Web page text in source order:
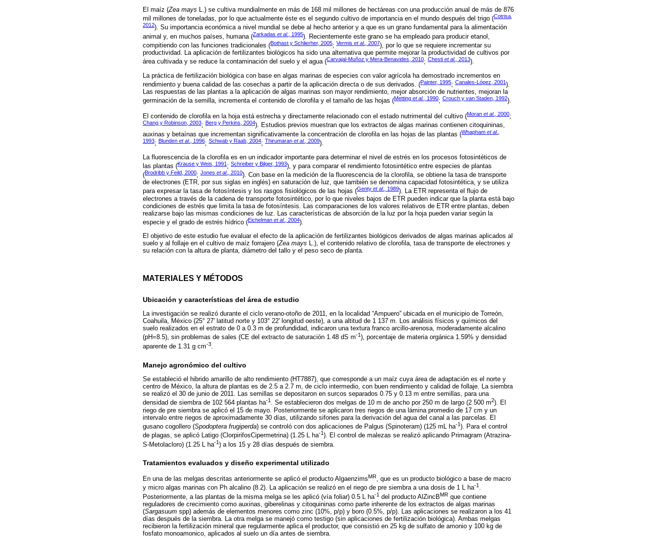
El maíz (Zea mays L.) se cultiva mundialmente en más de 168 mil millones de hectáreas con una producción anual de más de 876
mil millones de toneladas, por lo que actualmente éste es el segundo cultivo de importancia en el mundo después del trigo (Cotrisa,
2012). Su importancia económica a nivel mundial se debe al hecho anterior y a que es un grano fundamental para la alimentación
animal y, en muchos países, humana (Zarkadas et al., 1995). Recientemente este grano se ha empleado para producir etanol,
compitiendo con las funciones tradicionales (Bothast y Schlierher, 2005; Vermis et al., 2007), por lo que se requiere incrementar su
productividad. La aplicación de fertilizantes biológicos ha sido una alternativa que permite mejorar la productividad de cultivos por
área cultivada y se reduce la contaminación del suelo y el agua (Carvajal-Muñoz y Mera-Benavides, 2010; Chesti et al., 2013).
La práctica de fertilización biológica con base en algas marinas de especies con valor agrícola ha demostrado incrementos en
rendimiento y buena calidad de las cosechas a partir de la aplicación directa o de sus derivados. (Painter, 1995; Canales-López, 2001).
Las respuestas de las plantas a la aplicación de algas marinas son mayor rendimiento, mejor absorción de nutrientes, mejoran la
germinación de la semilla, incrementa el contenido de clorofila y el tamaño de las hojas (Metting et al., 1990; Crouch y van Staden, 1992).
El contenido de clorofila en la hoja está estrecha y directamente relacionado con el estado nutrimental del cultivo (Moran et al., 2000;
Chang y Robinson, 2003; Berg y Perkins, 2004). Estudios previos muestran que los extractos de algas marinas contienen citoquininas,
auxinas y betaínas que incrementan significativamente la concentración de clorofila en las hojas de las plantas (Whapham et al.,
1993; Blunden et al., 1996; Schwab y Raab, 2004; Thirumaran et al. , 2009).
La fluorescencia de la clorofila es en un indicador importante para determinar el nivel de estrés en los procesos fotosintéticos de
las plantas (Krause y Weis, 1991 ; Schreiber y Bilger, 1993), y para comparar el rendimiento fotosintético entre especies de plantas
(Brodribb y Feild, 2000; Jones et al., 2010). Con base en la medición de la fluorescencia de la clorofila, se obtiene la tasa de transporte
de electrones (ETR, por sus siglas en inglés) en saturación de luz, que también se denomina capacidad fotosintética, y se utiliza
para expresar la tasa de fotosíntesis y los rasgos fisiológicos de las hojas (Genty et al., 1989). La ETR representa el flujo de
electrones a través de la cadena de transporte fotosintético, por lo que niveles bajos de ETR pueden indicar que la planta está bajo
condiciones de estrés que limita la tasa de fotosíntesis. Las comparaciones de los valores relativos de ETR entre plantas, deben
realizarse bajo las mismas condiciones de luz. Las características de absorción de la luz por la hoja pueden variar según la
especie y el grado de estrés hídrico (Eichelman et al., 2004).
El objetivo de este estudio fue evaluar el efecto de la aplicación de fertilizantes biológicos derivados de algas marinas aplicados al
suelo y al follaje en el cultivo de maíz forrajero (Zea mays L.), el contenido relativo de clorofila, tasa de transporte de electrones y
su relación con la altura de planta, diámetro del tallo y el peso seco de planta.
MATERIALES Y MÉTODOS
Ubicación y características del área de estudio
La investigación se realizó durante el ciclo verano-otoño de 2011, en la localidad “Ampuero” ubicada en el municipio de Torreón,
Coahuila, México (25° 27' latitud norte y 103° 22' longitud oeste), a una altitud de 1 137 m. Los análisis físicos y químicos del
suelo realizados en el estrato de 0 a 0.3 m de profundidad, indicaron una textura franco arcillo-arenosa, moderadamente alcalino
(pH=8.5), sin problemas de sales (CE del extracto de saturación 1.48 dS m-1 ), porcentaje de materia orgánica 1.59% y densidad
aparente de 1.31 g cm-3.
Manejo agronómico del cultivo
Se estableció el hibrido amarillo de alto rendimiento (HT7887), que corresponde a un maíz cuya área de adaptación es el norte y
centro de México, la altura de plantas es de 2.5 a 2.7 m, de ciclo intermedio, con buen rendimiento y calidad de follaje. La siembra
se realizó el 30 de junio de 2011. Las semillas se depositaron en surcos separados 0.75 y 0.13 m entre semillas, para una
densidad de siembra de 102 564 plantas ha-1 . Se establecieron dos melgas de 10 m de ancho por 250 m de largo (2 500 m2). El
riego de pre siembra se aplicó el 15 de mayo. Posteriormente se aplicaron tres riegos de una lámina promedio de 17 cm y un
intervalo entre riegos de aproximadamente 30 días, utilizando sifones para la derivación del agua del canal a las parcelas. El
gusano cogollero (Spodoptera frugiperda) se controló con dos aplicaciones de Palgus (Spinoteram) (125 mL ha-1). Para el control
de plagas, se aplicó Latigo (ClorpirifosCipermetrina) (1.25 L ha-1). El control de malezas se realizó aplicando Primagram (Atrazina-
S-Metolacloro) (1.25 L ha-1) a los 15 y 28 días después de siembra.
Tratamientos evaluados y diseño experimental utilizado
En una de las melgas descritas anteriormente se aplicó el producto AlgaenzimsMR, que es un producto biológico a base de macro
y micro algas marinas con Ph alcalino (8.2). La aplicación se realizó en el riego de pre siembra a una dosis de 1 L ha-1.
Posteriormente, a las plantas de la misma melga se les aplicó (vía foliar) 0.5 L ha-1 del producto AlZincBMR que contiene
reguladores de crecimiento como auxinas, giberelinas y citoquininas como parte inherente de los extractos de algas marinas
(Sargasuum spp) además de elementos menores como zinc (10%, p/p) y boro (0.5%, p/p). Las aplicaciones se realizaron a los 41
días después de la siembra. La otra melga se manejó como testigo (sin aplicaciones de fertilización biológica). Ambas melgas
recibieron la fertilización mineral que regularmente aplica el productor, que consistió en 25 kg de sulfato de amonio y 100 kg de
fosfato monoamonico, aplicados al suelo un día antes de siembra.